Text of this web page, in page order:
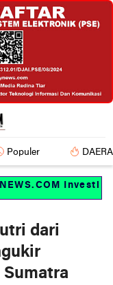
Populer
dari